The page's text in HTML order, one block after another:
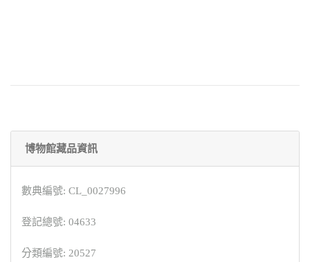
博物館藏品資訊
數典編號: CL_0027996
登記總號: 04633
分類編號: 20527